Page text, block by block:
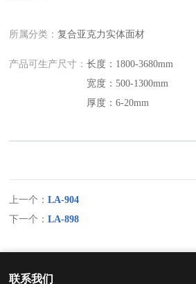
所属分类：复合亚克力实体面材
产品可生产尺寸：长度：1800-3680mm
宽度：500-1300mm
厚度：6-20mm
上一个：LA-904
下一个：LA-898
联系我们